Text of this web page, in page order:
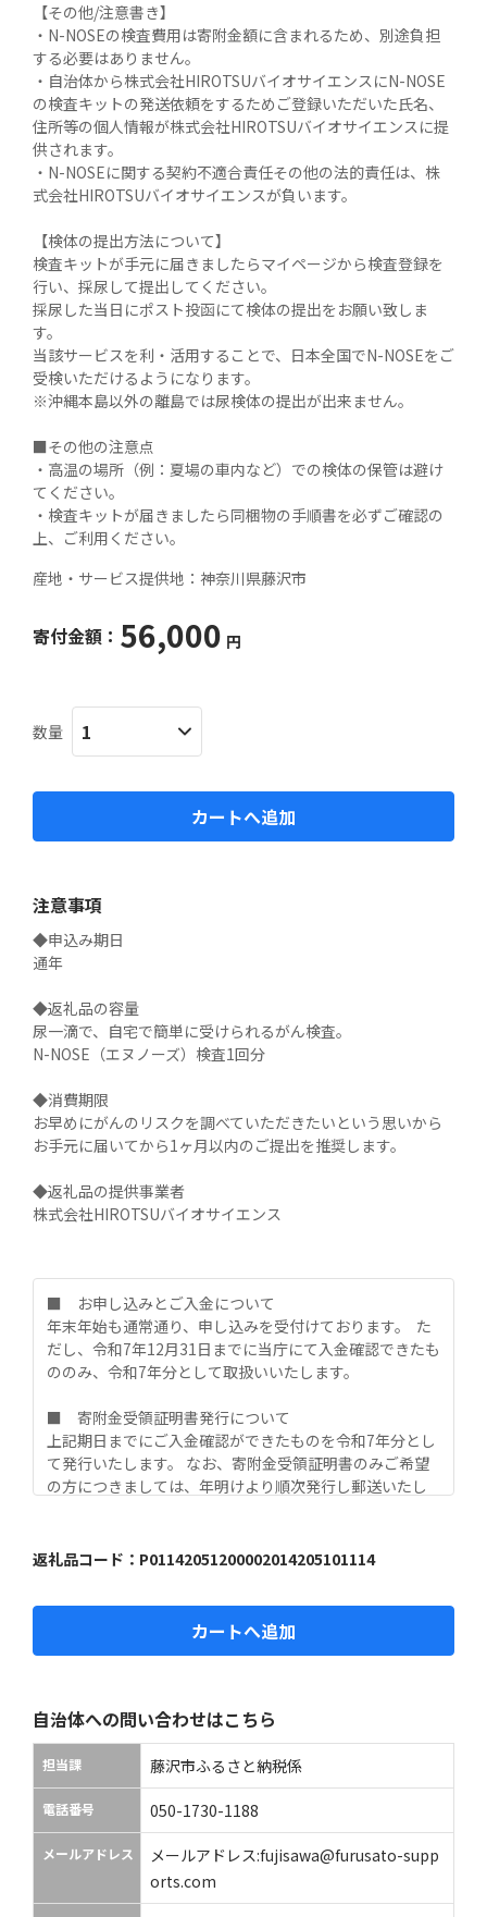
【その他/注意書き】
・N-NOSEの検査費用は寄附金額に含まれるため、別途負担
する必要はありません。
・自治体から株式会社HIROTSUバイオサイエンスにN-NOSE
の検査キットの発送依頼をするためご登録いただいた氏名、
住所等の個人情報が株式会社HIROTSUバイオサイエンスに提
供されます。
・N-NOSEに関する契約不適合責任その他の法的責任は、株
式会社HIROTSUバイオサイエンスが負います。
【検体の提出方法について】
検査キットが手元に届きましたらマイページから検査登録を
行い、採尿して提出してください。
採尿した当日にポスト投函にて検体の提出をお願い致しま
す。
当該サービスを利・活用することで、日本全国でN-NOSEをご
受検いただけるようになります。
※沖縄本島以外の離島では尿検体の提出が出来ません。
■その他の注意点
・高温の場所（例：夏場の車内など）での検体の保管は避け
てください。
・検査キットが届きましたら同梱物の手順書を必ずご確認の
上、ご利用ください。
産地・サービス提供地： 神奈川県藤沢市
寄付金額： 56,000 円
数量
カートへ追加
注意事項
◆申込み期日
通年
◆返礼品の容量
尿一滴で、自宅で簡単に受けられるがん検査。
N-NOSE（エヌノーズ）検査1回分
◆消費期限
お早めにがんのリスクを調べていただきたいという思いから
お手元に届いてから1ヶ月以内のご提出を推奨します。
◆返礼品の提供事業者
株式会社HIROTSUバイオサイエンス
■　お申し込みとご入金について
年末年始も通常通り、申し込みを受付けております。  た
だし、令和7年12月31日までに当庁にて入金確認できたも
ののみ、令和7年分として取扱いいたします。
■　寄附金受領証明書発行について
上記期日までにご入金確認ができたものを令和7年分とし
て発行いたします。 なお、寄附金受領証明書のみご希望
の方につきましては、年明けより順次発行し郵送いたし
2月27日までにご入金が確認出来たものを年内に発送いた
12月28日以降のご入金確確認分は、令和8年1月3日まで
までに申請書が当庁まで届くように発送ください。
マイナンバーに関する添付書類に漏れのないようご注意
ください。
ダウンロードされる場合は以下よりお願いいたします。
URL：https://www.soumu.go.jp/main_content/00039
7109.pdf
当庁は12月27日から1月4日まで閉庁いたします。
12月27日閉庁後のお問合せ等につきましては、1月5日以
返礼品コード： P01142051200002014205101114
カートへ追加
自治体への問い合わせはこちら
担当課 藤沢市ふるさと納税係
電話番号 050-1730-1188
メールアドレス
メールアドレス:fujisawa@furusato-supp
orts.com